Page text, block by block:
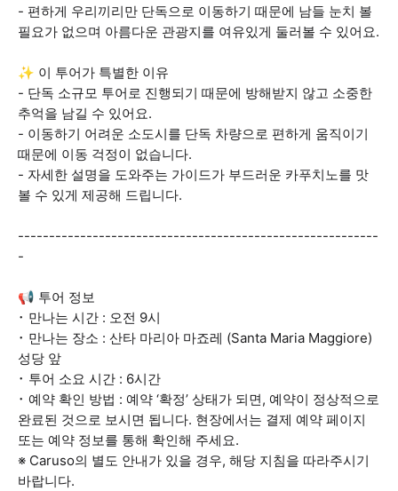
- 편하게 우리끼리만 단독으로 이동하기 때문에 남들 눈치 볼
필요가 없으며 아름다운 관광지를 여유있게 둘러볼 수 있어요.
✨ 이 투어가 특별한 이유
- 단독 소규모 투어로 진행되기 때문에 방해받지 않고 소중한
추억을 남길 수 있어요.
- 이동하기 어려운 소도시를 단독 차량으로 편하게 움직이기
때문에 이동 걱정이 없습니다.
- 자세한 설명을 도와주는 가이드가 부드러운 카푸치노를 맛
볼 수 있게 제공해 드립니다.
----------------------------------------------------------
-
📢 투어 정보
･ 만나는 시간 : 오전 9시
･ 만나는 장소 : 산타 마리아 마죠레 (Santa Maria Maggiore)
성당 앞
･ 투어 소요 시간 : 6시간
･ 예약 확인 방법 : 예약 ‘확정’ 상태가 되면, 예약이 정상적으로
완료된 것으로 보시면 됩니다. 현장에서는 결제 예약 페이지
또는 예약 정보를 통해 확인해 주세요.
※ Caruso의 별도 안내가 있을 경우, 해당 지침을 따라주시기
바랍니다.